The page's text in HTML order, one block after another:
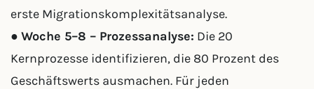
erste Migrationskomplexitätsanalyse.
● Woche 5–8 – Prozessanalyse: Die 20
Kernprozesse identifizieren, die 80 Prozent des
Geschäftswerts ausmachen. Für jeden